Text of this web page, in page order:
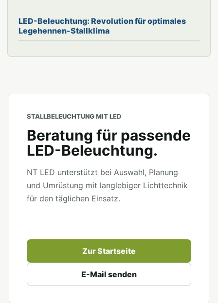
LED-Beleuchtung: Revolution für optimales
Legehennen-Stallklima
STALLBELEUCHTUNG MIT LED
Beratung für passende
LED-Beleuchtung.
NT LED unterstützt bei Auswahl, Planung
und Umrüstung mit langlebiger Lichttechnik
für den täglichen Einsatz.
Zur Startseite
E-Mail senden